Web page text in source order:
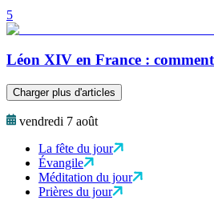
5
Léon XIV en France :
Charger plus d'articles
vendredi 7 août
La fête du jour
Évangile
Méditation du jour
Prières du jour